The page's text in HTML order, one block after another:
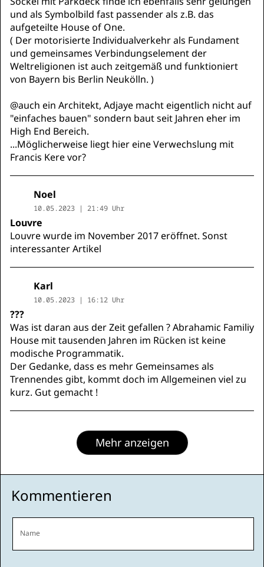
und als Symbolbild fast passender als z.B. das
aufgeteilte House of One.
( Der motorisierte Individualverkehr als Fundament
und gemeinsames Verbindungselement der
Weltreligionen ist auch zeitgemäß und funktioniert
von Bayern bis Berlin Neukölln. )
@auch ein Architekt, Adjaye macht eigentlich nicht auf
"einfaches bauen" sondern baut seit Jahren eher im
High End Bereich.
...Möglicherweise liegt hier eine Verwechslung mit
Francis Kere vor?
Noel
10.05.2023 | 21:49 Uhr
Louvre
Louvre wurde im November 2017 eröffnet. Sonst
interessanter Artikel
Karl
10.05.2023 | 16:12 Uhr
???
Was ist daran aus der Zeit gefallen ? Abrahamic Familiy
House mit tausenden Jahren im Rücken ist keine
modische Programmatik.
Der Gedanke, dass es mehr Gemeinsames als
Trennendes gibt, kommt doch im Allgemeinen viel zu
kurz. Gut gemacht !
Mehr anzeigen
Kommentieren
Name